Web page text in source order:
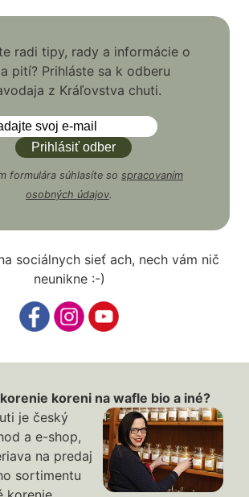
radi tipy, rady a informácie o
pití? Prihláste sa k odberu
z Kráľovstva chuti.
formulára súhlasíte so spracovaním
osobných údajov.
sociálnych sieť ach, nech vám nič
neunikne :-)
koreni na wafle bio a iné?
je český
a e-shop,
na predaj
sortimentu